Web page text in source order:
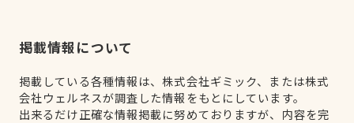
掲載情報について
掲載している各種情報は、株式会社ギミック、または株式
会社ウェルネスが調査した情報をもとにしています。
出来るだけ正確な情報掲載に努めておりますが、内容を完